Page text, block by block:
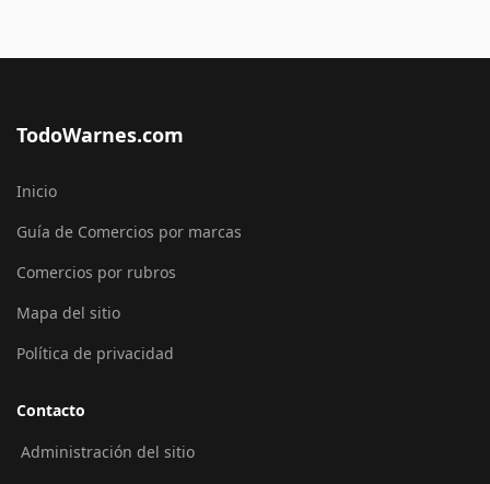
TodoWarnes.com
Inicio
Guía de Comercios por marcas
Comercios por rubros
Mapa del sitio
Política de privacidad
Contacto
Administración del sitio